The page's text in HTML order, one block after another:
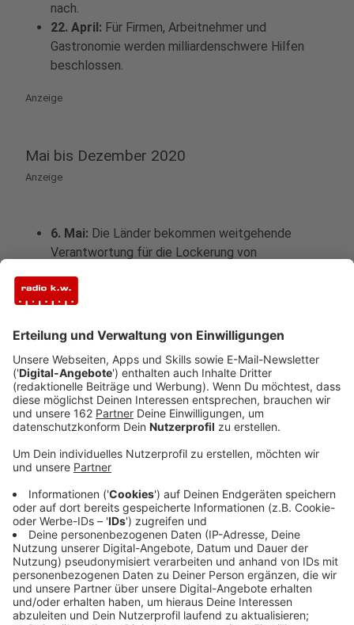
nach.
22. April: Für Firmen, Arbeitnehmer und
Gastronomie werden milliardenschwere Hilfen
beschlossen.
Anzeige
Mai bis Dezember 2020
Anzeige
6. Mai: Die Länder bekommen weitgehende
Verantwortung für die Lockerung von
Fahrschulen, Schwimmbäder und Fitnessstudios.
16. Mai:
Bundesland seit Ausbruch der Pandemie keine
Neuinfektionen im Vergleich zum Vortag. Die
Fußball-Bundesliga legt wieder los - ohne Fansin
den Stadien.
16. Juni:Im Kampf gegen das Virus geht eine
staatliche Warn-App an den Start. Sie soll dabei
29. August:Etwa 40 000 Menschen protestieren
Demonstranten durchbrechen die Absperrung vor
dem Reichstag und stürmen auf die Treppe.
30. September:Angesichts wieder steigender
Infektionszahlen fordert die Kanzlerin zum
Durchhalten auf. „Wir riskieren gerade alles, was
wir in den letzten Monaten erreicht haben“, sagt
Merkel im Bundestag.